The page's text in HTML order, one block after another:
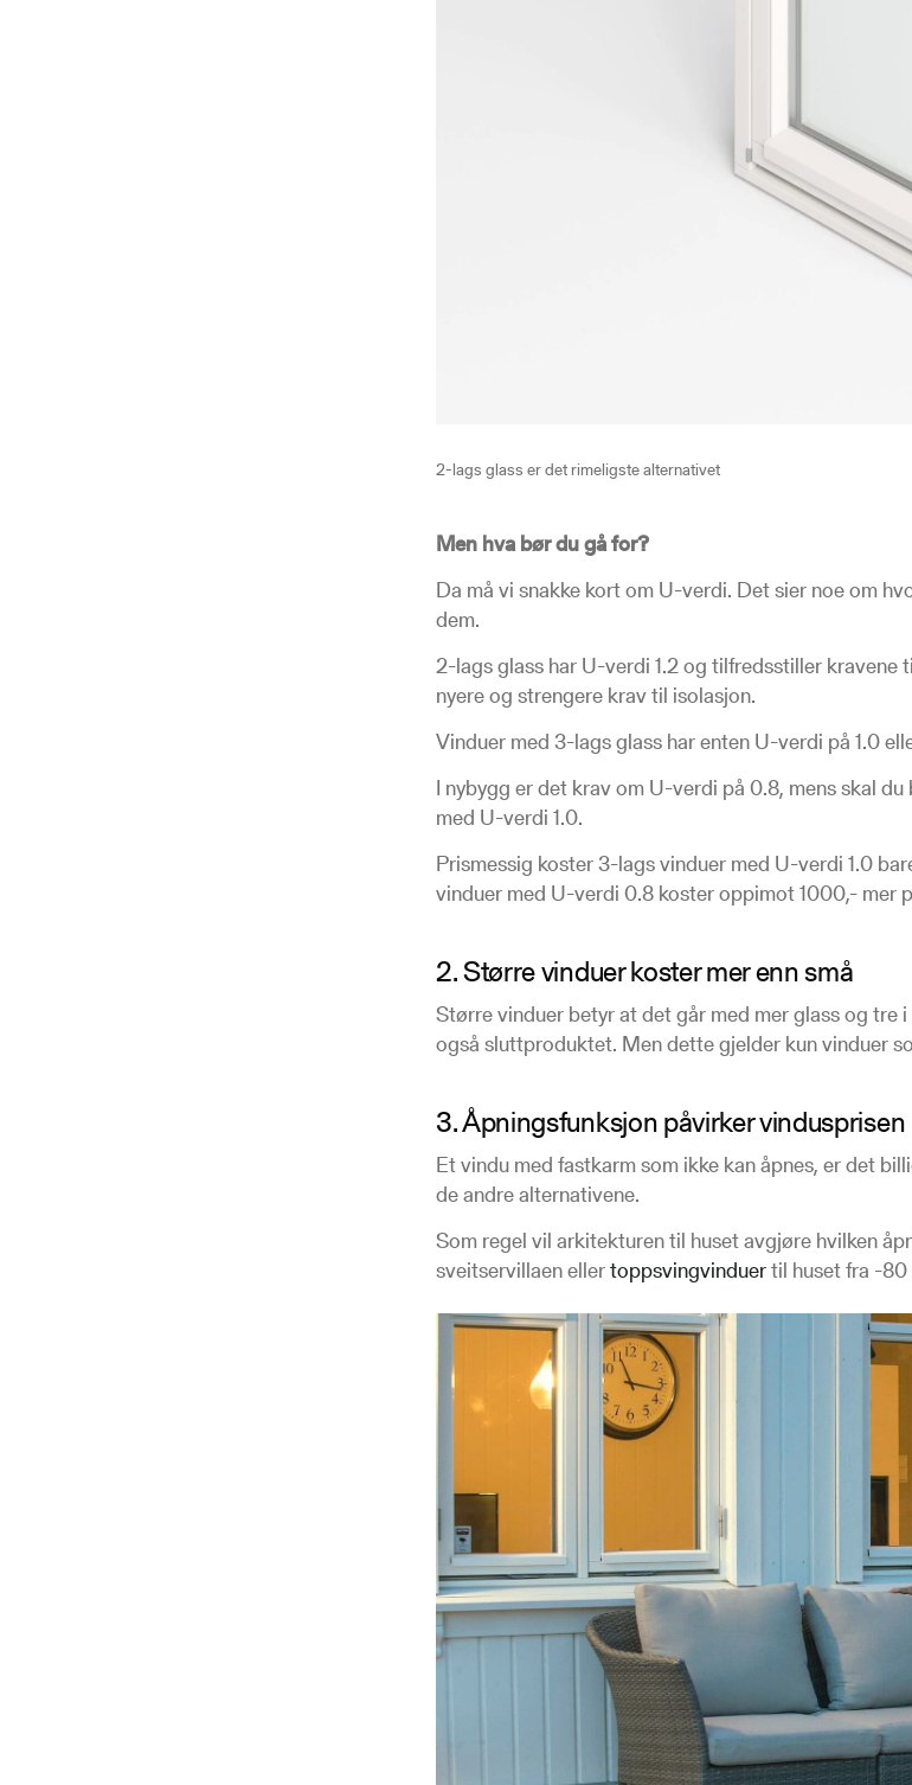
2-lags glass er det rimeligste alternativet
Men hva bør du gå for?
Da må vi snakke kort om U-verdi. Det sier noe om
dem.
2-lags glass har U-verdi 1.2 og tilfredsstiller
nyere og strengere krav til isolasjon.
Vinduer med 3-lags glass har enten U-verdi på 1.0
I nybygg er det krav om U-verdi på 0.8, mens skal
med U-verdi 1.0.
Prismessig koster 3-lags vinduer med U-verdi 1.0
vinduer med U-verdi 0.8 koster oppimot 1000,- mer
2. Større vinduer koster mer enn små
Større vinduer betyr at det går med mer glass og tre
også sluttproduktet. Men dette gjelder kun vinduer
3. Åpningsfunksjon påvirker vindusprisen
Et vindu med fastkarm som ikke kan åpnes, er det
de andre alternativene.
Som regel vil arkitekturen til huset avgjøre hvilken
sveitservillaen ellertoppsvingvinduertil huset fra -